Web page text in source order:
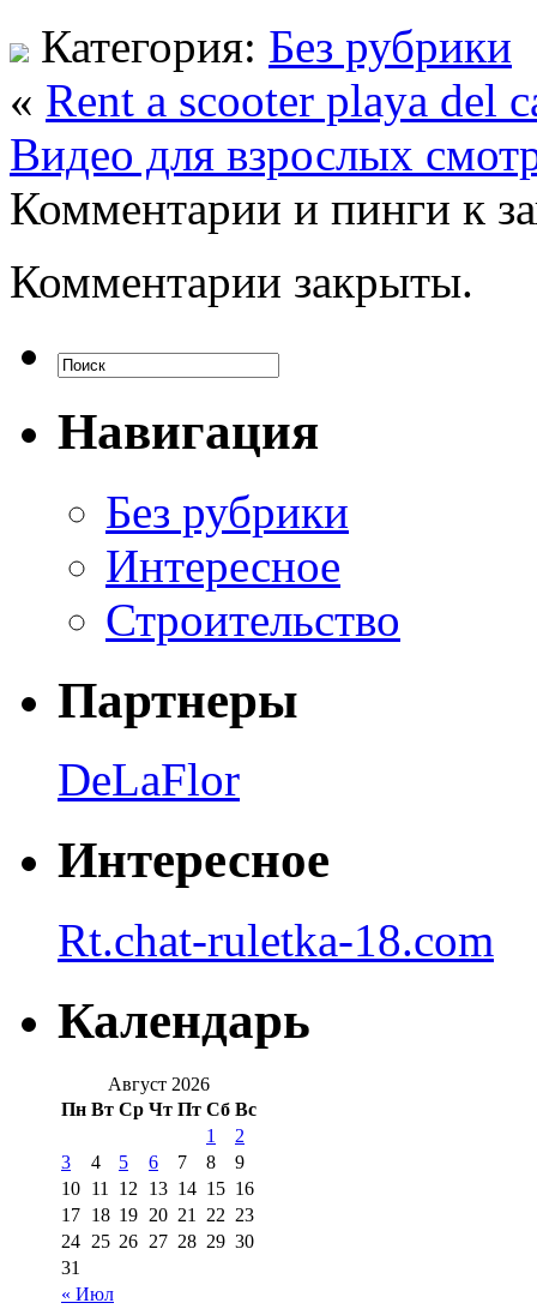
Категория: Без рубрики
« Rent a scooter playa del
Видео для взрослых
Комментарии и пинги к
Комментарии закрыты.
Навигация
Без рубрики
Интересное
Строительство
Партнеры
DeLaFlor
Интересное
Rt.chat-ruletka-18.com
Календарь
Август 2026
Пн Вт Ср Чт Пт Сб Вс
« Июл
1
2
3
4 5 6 7 8
9
10 11 12 13 14 15 16
17 18 19 20 21 22 23
24 25 26 27 28 29 30
31